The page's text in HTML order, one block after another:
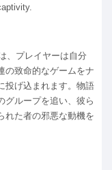
、プレイヤーは自分
の致命的なゲームをナ
投げ込まれます。物語
ループを追い、彼ら
れた者の邪悪な動機を